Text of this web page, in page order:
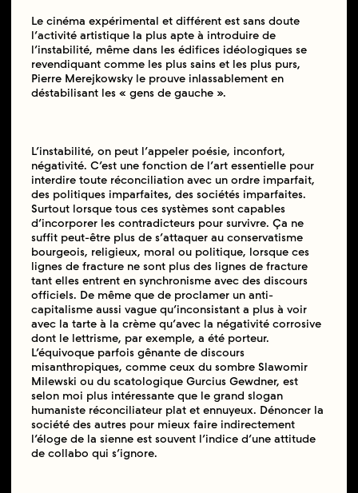
Le cinéma expérimental et différent est sans doute
l’activité artistique la plus apte à introduire de
l’instabilité, même dans les édifices idéologiques se
revendiquant comme les plus sains et les plus purs,
Pierre Merejkowsky le prouve inlassablement en
déstabilisant les « gens de gauche ».
L’instabilité, on peut l’appeler poésie, inconfort,
négativité. C’est une fonction de l’art essentielle pour
interdire toute réconciliation avec un ordre imparfait,
des politiques imparfaites, des sociétés imparfaites.
Surtout lorsque tous ces systèmes sont capables
d’incorporer les contradicteurs pour survivre. Ça ne
suffit peut-être plus de s’attaquer au conservatisme
bourgeois, religieux, moral ou politique, lorsque ces
lignes de fracture ne sont plus des lignes de fracture
tant elles entrent en synchronisme avec des discours
officiels. De même que de proclamer un anti-
capitalisme aussi vague qu’inconsistant a plus à voir
avec la tarte à la crème qu’avec la négativité corrosive
dont le lettrisme, par exemple, a été porteur.
L’équivoque parfois gênante de discours
misanthropiques, comme ceux du sombre Slawomir
Milewski ou du scatologique Gurcius Gewdner, est
selon moi plus intéressante que le grand slogan
humaniste réconciliateur plat et ennuyeux. Dénoncer la
société des autres pour mieux faire indirectement
l’éloge de la sienne est souvent l’indice d’une attitude
de collabo qui s’ignore.